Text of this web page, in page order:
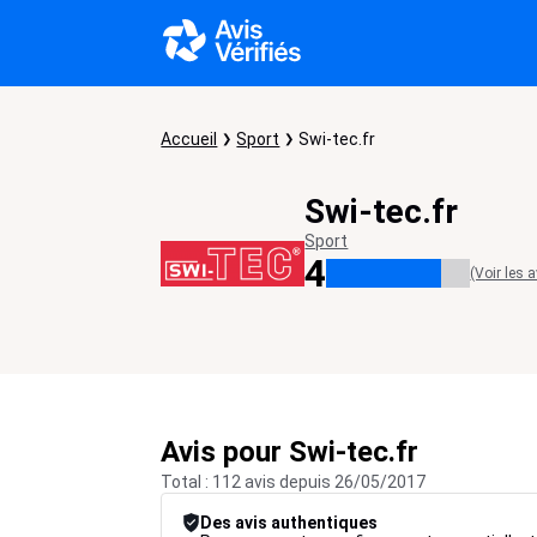
Accueil Sport Swi-tec.fr
Swi-tec.fr
Sport
4 (Voir les
Avis pour Swi-tec.fr
Total : 112 avis depuis 26/05/2017
Des avis authentiques